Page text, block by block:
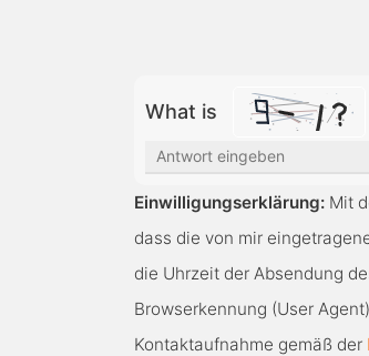
What is
Solve
the
Einwilligungserklärung:Mit
dass die von mir
die Uhrzeit der Absendung
Browserkennung (User
Kontaktaufnahme gemäß der